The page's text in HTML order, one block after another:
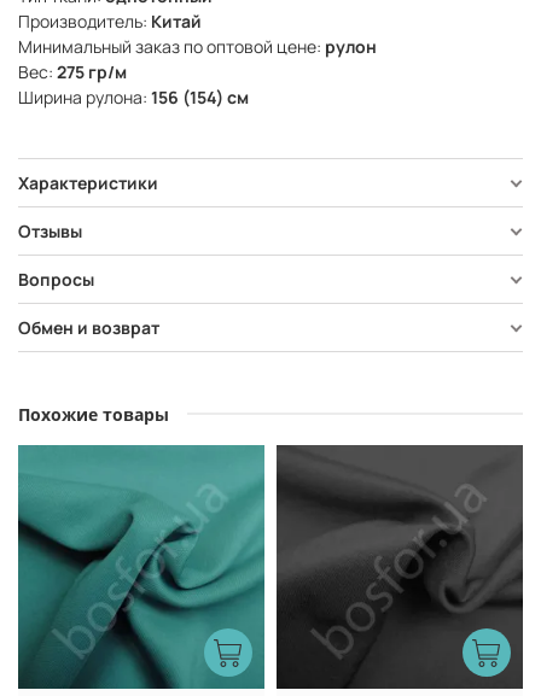
Производитель: Китай
Минимальный заказ по оптовой цене: рулон
Вес: 275 гр/м
Ширина рулона: 156 (154) см
Характеристики
Отзывы
Вопросы
Обмен и возврат
Похожие товары